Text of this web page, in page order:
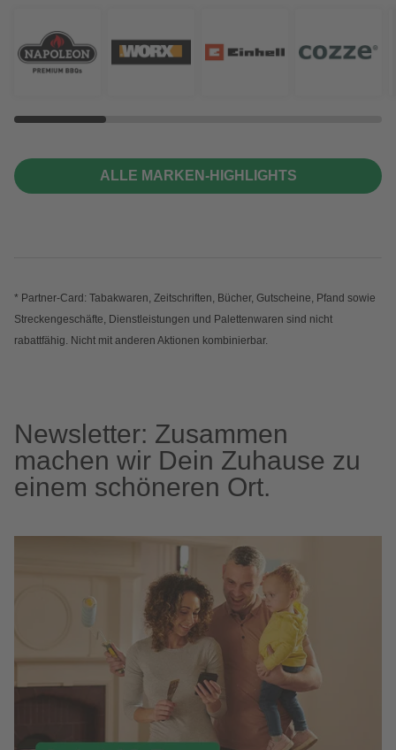
ALLE MARKEN-HIGHLIGHTS
* Partner-Card: Tabakwaren, Zeitschriften, Bücher, Gutscheine, Pfand sowie
Streckengeschäfte, Dienstleistungen und Palettenwaren sind nicht
rabattfähig. Nicht mit anderen Aktionen kombinierbar.
Newsletter: Zusammen
machen wir Dein Zuhause zu
einem schöneren Ort.